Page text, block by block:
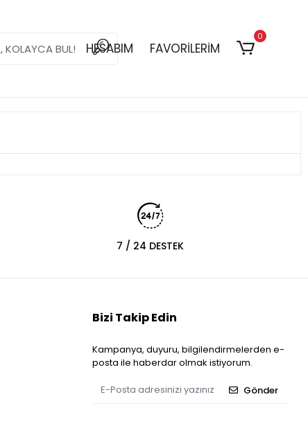
HESABIM FAVORİLERİM
0
7 / 24 DESTEK
Bizi Takip Edin
Kampanya, duyuru, bilgilendirmelerden e-
posta ile haberdar olmak istiyorum.
Gönder